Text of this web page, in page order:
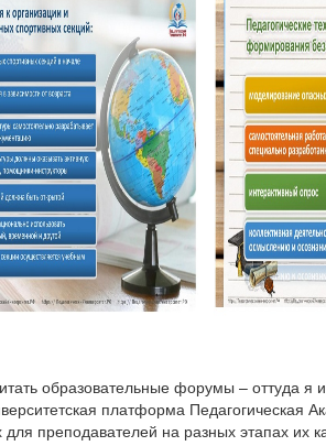
образовательные форумы – оттуда
платформа Педагогическая
для преподавателей на разных этапах